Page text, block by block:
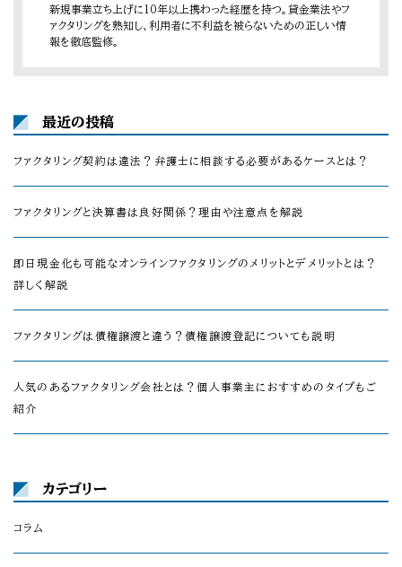
新規事業立ち上げに10年以上携わった経歴を持つ。貸金業法やフ
ァクタリングを熟知し、利用者に不利益を被らないための正しい情
報を徹底監修。
最近の投稿
ファクタリング契約は違法？弁護士に相談する必要があるケースとは？
ファクタリングと決算書は良好関係？理由や注意点を解説
即日現金化も可能なオンラインファクタリングのメリットとデメリットとは？
詳しく解説
ファクタリングは債権譲渡と違う？債権譲渡登記についても説明
人気のあるファクタリング会社とは？個人事業主におすすめのタイプもご
紹介
カテゴリー
コラム